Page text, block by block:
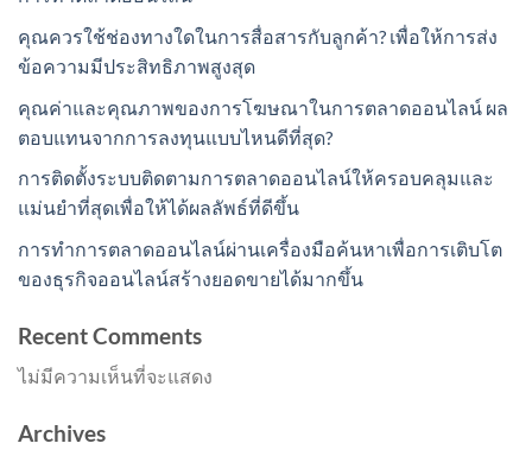
คุณควรใช้ช่องทางใดในการสื่อสารกับลูกค้า? เพื่อให้การส่ง
ข้อความมีประสิทธิภาพสูงสุด
คุณค่าและคุณภาพของการโฆษณาในการตลาดออนไลน์ ผล
ตอบแทนจากการลงทุนแบบไหนดีที่สุด?
การติดตั้งระบบติดตามการตลาดออนไลน์ให้ครอบคลุมและ
แม่นยำที่สุดเพื่อให้ได้ผลลัพธ์ที่ดีขึ้น
การทำการตลาดออนไลน์ผ่านเครื่องมือค้นหาเพื่อการเติบโต
ของธุรกิจออนไลน์สร้างยอดขายได้มากขึ้น
Recent Comments
ไม่มีความเห็นที่จะแสดง
Archives